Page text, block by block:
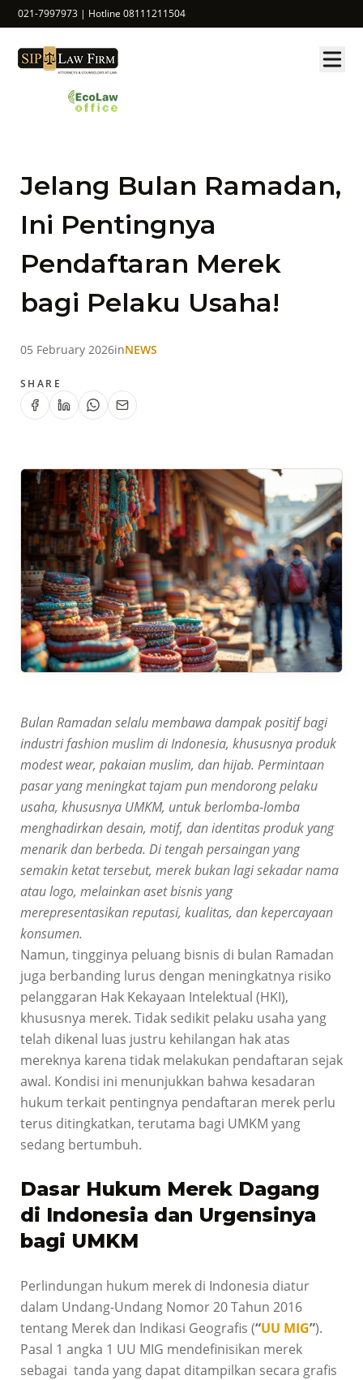
021-7997973 | Hotline 08111211504
Jelang Bulan Ramadan,
Ini Pentingnya
Pendaftaran Merek
bagi Pelaku Usaha!
05 February 2026inNEWS
SHARE
Bulan Ramadan selalu membawa dampak positif bagi
industri fashion muslim di Indonesia, khususnya produk
modest wear, pakaian muslim, dan hijab. Permintaan
pasar yang meningkat tajam pun mendorong pelaku
usaha, khususnya UMKM, untuk berlomba-lomba
menghadirkan desain, motif, dan identitas produk yang
menarik dan berbeda. Di tengah persaingan yang
semakin ketat tersebut, merek bukan lagi sekadar nama
atau logo, melainkan aset bisnis yang
merepresentasikan reputasi, kualitas, dan kepercayaan
konsumen.
Namun, tingginya peluang bisnis di bulan Ramadan
juga berbanding lurus dengan meningkatnya risiko
pelanggaran Hak Kekayaan Intelektual (HKI),
khususnya merek. Tidak sedikit pelaku usaha yang
telah dikenal luas justru kehilangan hak atas
mereknya karena tidak melakukan pendaftaran sejak
awal. Kondisi ini menunjukkan bahwa kesadaran
hukum terkait pentingnya pendaftaran merek perlu
terus ditingkatkan, terutama bagi UMKM yang
sedang bertumbuh.
Dasar Hukum Merek Dagang
di Indonesia dan Urgensinya
bagi UMKM
Perlindungan hukum merek di Indonesia diatur
dalam Undang-Undang Nomor 20 Tahun 2016
tentang Merek dan Indikasi Geografis (“UU MIG”).
Pasal 1 angka 1 UU MIG mendefinisikan merek
sebagai tanda yang dapat ditampilkan secara grafis